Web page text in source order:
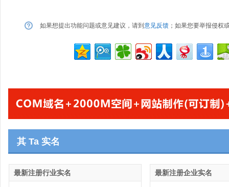
如果想提出功能问题或意见建议，请到 意见反馈 ；如果您要举报侵权
其 Ta 实名
最新注册行业实名 最新注册企业实名